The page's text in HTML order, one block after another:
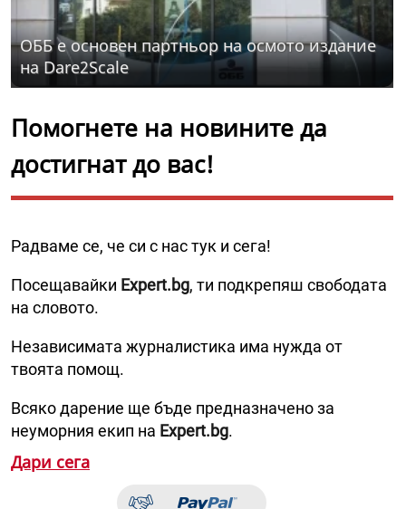
ОББ е основен партньор на осмото издание
на Dare2Scale
Помогнете на новините да
достигнат до вас!
Радваме се, че си с нас тук и сега!
Посещавайки Expert.bg, ти подкрепяш свободата
на словото.
Независимата журналистика има нужда от
твоята помощ.
Всяко дарение ще бъде предназначено за
неуморния екип на Expert.bg.
Дари сега